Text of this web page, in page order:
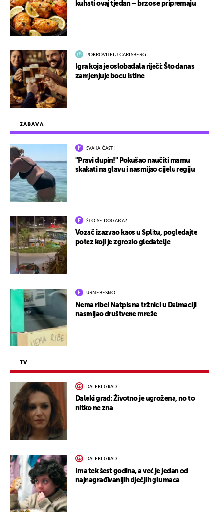
ZABAVA
SVAKA ČAST!
"Pravi dupin!" Pokušao naučiti mamu
skakati na glavu i nasmijao cijelu regiju
ŠTO SE DOGAĐA?
Vozač izazvao kaos u Splitu, pogledajte
potez koji je zgrozio gledatelje
URNEBESNO
Nema ribe! Natpis na tržnici u Dalmaciji
nasmijao društvene mreže
TV
DALEKI GRAD
Daleki grad: Životno je ugrožena, no to
nitko ne zna
DALEKI GRAD
Ima tek šest godina, a već je jedan od
najnagrađivanijih dječjih glumaca
kuhati ovaj tjedan – brzo se pripremaju
POKROVITELJ CARLSBERG
Igra koja je oslobađala riječi: Što danas
zamjenjuje bocu istine